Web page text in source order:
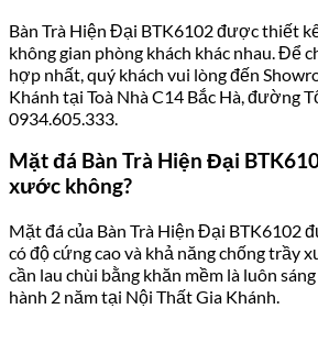
Bàn Trà Hiện Đại BTK6102 được thiết
không gian phòng khách khác nhau. Để
hợp nhất, quý khách vui lòng đến
Khánh tại Toà Nhà C14 Bắc Hà, đường
0934.605.333.
Mặt đá Bàn Trà Hiện Đại
xước không?
Mặt đá của Bàn Trà Hiện Đại BTK6102
có độ cứng cao và khả năng chống trầy
cần lau chùi bằng khăn mềm là luôn
hành 2 năm tại Nội Thất Gia Khánh.